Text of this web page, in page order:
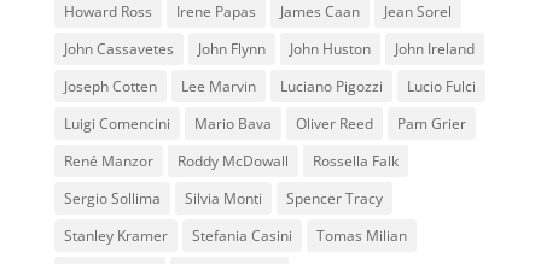
Howard Ross
Irene Papas James Caan
Jean Sorel
John Cassavetes
John Flynn John Huston
John Ireland
Joseph Cotten
Lee Marvin Luciano Pigozzi
Lucio Fulci
Luigi Comencini
Mario Bava Oliver Reed
Pam Grier
René Manzor
Roddy McDowall
Rossella Falk
Sergio Sollima
Silvia Monti
Spencer Tracy
Stanley Kramer
Stefania Casini
Tomas Milian